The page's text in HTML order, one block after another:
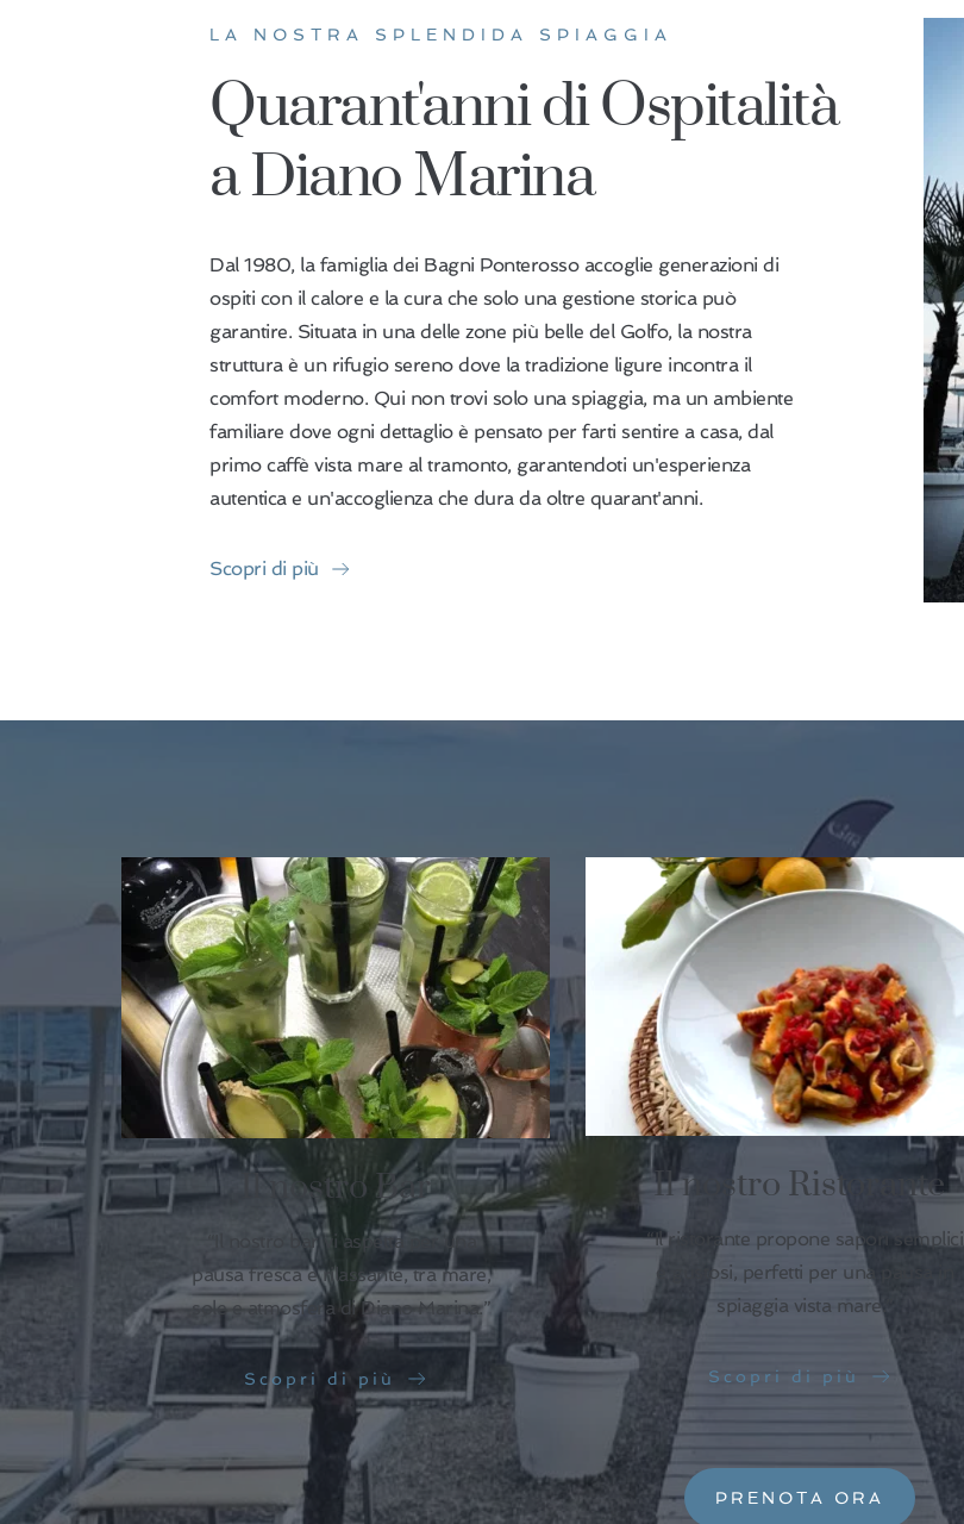
LA NOSTRA SPLENDIDA SPIAGGIA
Quarant'anni di Ospitalità
a Diano Marina
Dal 1980, la famiglia dei Bagni Ponterosso accoglie generazioni di
ospiti con il calore e la cura che solo una gestione storica può
garantire. Situata in una delle zone più belle del Golfo, la nostra
struttura è un rifugio sereno dove la tradizione ligure incontra il
comfort moderno. Qui non trovi solo una spiaggia, ma un ambiente
familiare dove ogni dettaglio è pensato per farti sentire a casa, dal
primo caffè vista mare al tramonto, garantendoti un'esperienza
autentica e un'accoglienza che dura da oltre quarant'anni.
Scopri di più
Il nostro Bar
“Il nostro bar vi aspetta per una
pausa fresca e rilassante, tra mare,
sole e atmosfera di Diano Marina.”
Scopri di più
Il nostro Ristorante
“Il ristorante propone sapori semplici
e gustosi, perfetti per una pausa in
spiaggia vista mare.”
Scopri di più
PRENOTA ORA